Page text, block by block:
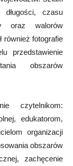
czasu
oraz walorów
również fotografie
przedstawienie
obszarów
czytelnikom:
edukatorom,
organizacji
obszarów
zachęcenie